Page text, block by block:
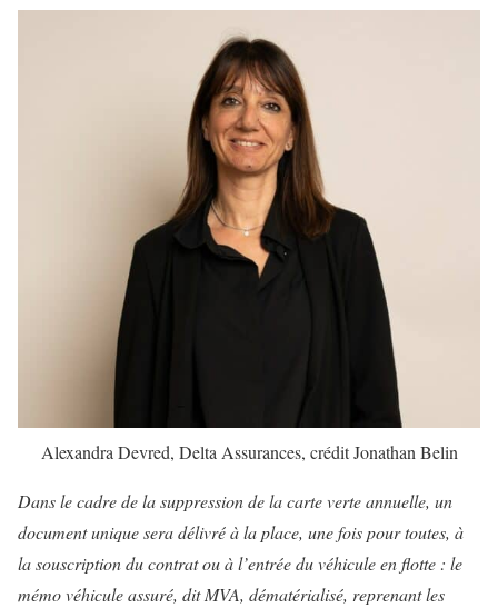
Alexandra Devred, Delta Assurances, crédit Jonathan Belin
Dans le cadre de la suppression de la carte verte annuelle, un
document unique sera délivré à la place, une fois pour toutes, à
la souscription du contrat ou à l’entrée du véhicule en flotte : le
mémo véhicule assuré, dit MVA, dématérialisé, reprenant les